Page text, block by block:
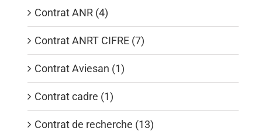
Contrat ANR (4)
Contrat ANRT CIFRE (7)
Contrat Aviesan (1)
Contrat cadre (1)
Contrat de recherche (13)